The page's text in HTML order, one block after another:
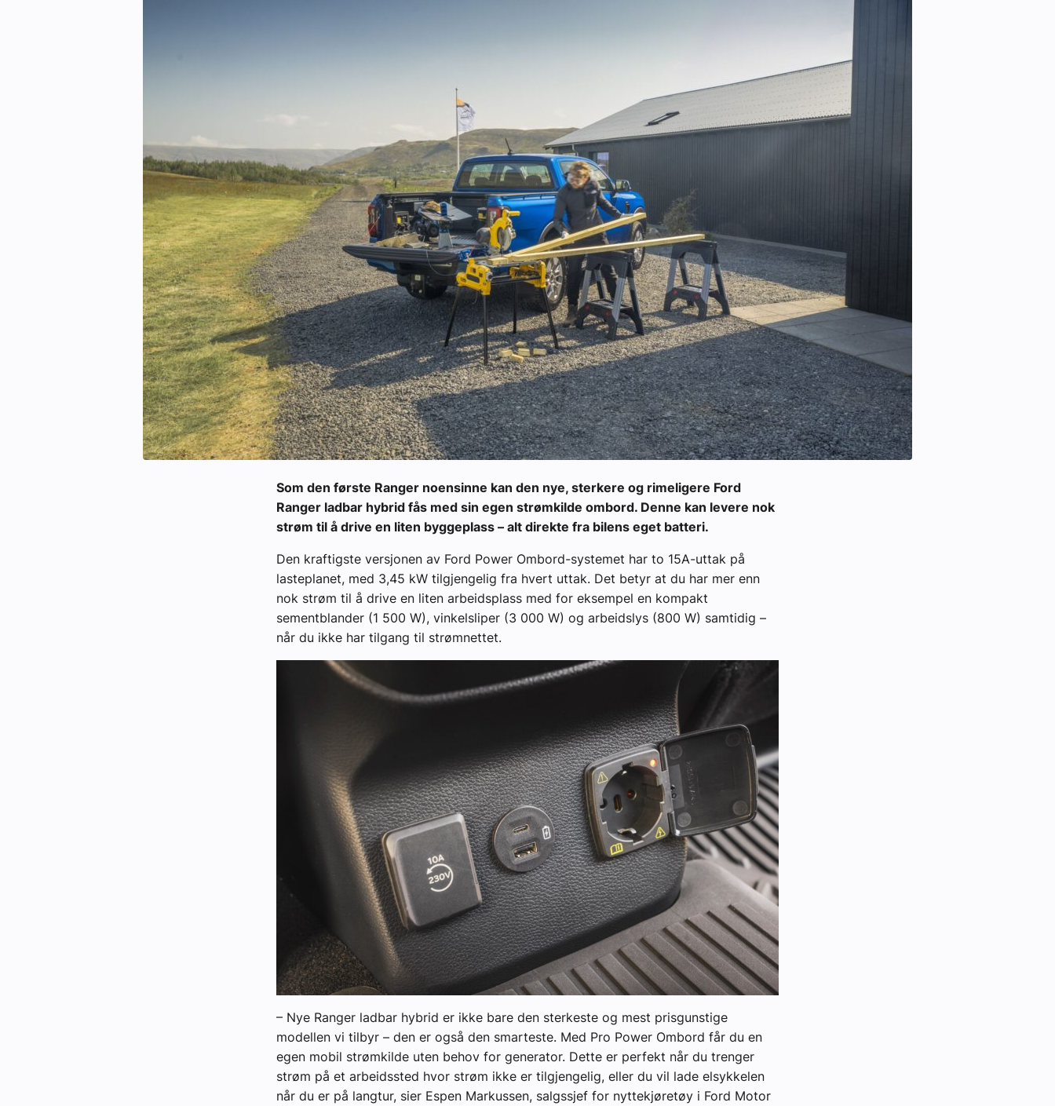
Tips oss
eBlad
Som den første Ranger noensinne kan den nye, sterkere og rimeligere Ford
Ranger ladbar hybrid fås med sin egen strømkilde ombord. Denne kan levere nok
strøm til å drive en liten byggeplass – alt direkte fra bilens eget batteri.
Den kraftigste versjonen av Ford Power Ombord-systemet har to 15A-uttak på
lasteplanet, med 3,45 kW tilgjengelig fra hvert uttak. Det betyr at du har mer enn
nok strøm til å drive en liten arbeidsplass med for eksempel en kompakt
sementblander (1 500 W), vinkelsliper (3 000 W) og arbeidslys (800 W) samtidig –
når du ikke har tilgang til strømnettet.
– Nye Ranger ladbar hybrid er ikke bare den sterkeste og mest prisgunstige
modellen vi tilbyr – den er også den smarteste. Med Pro Power Ombord får du en
egen mobil strømkilde uten behov for generator. Dette er perfekt når du trenger
strøm på et arbeidssted hvor strøm ikke er tilgjengelig, eller du vil lade elsykkelen
når du er på langtur, sier Espen Markussen, salgssjef for nyttekjøretøy i Ford Motor